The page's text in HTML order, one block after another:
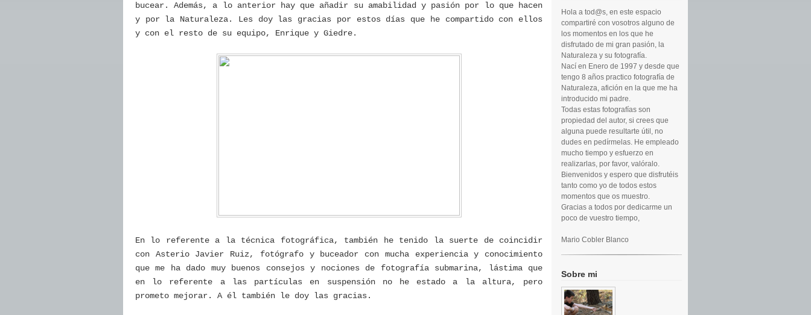
bucear. Además, a lo anterior hay que añadir su amabilidad y pasión por lo que hacen
y por la Naturaleza. Les doy las gracias por estos días que he compartido con ellos
y con el resto de su equipo, Enrique y Giedre.
En lo referente a la técnica fotográfica, también he tenido la suerte de coincidir
con Asterio Javier Ruiz, fotógrafo y buceador con mucha experiencia y conocimiento
que me ha dado muy buenos consejos y nociones de fotografía submarina, lástima que
en lo referente a las partículas en suspensión no he estado a la altura, pero
prometo mejorar. A él también le doy las gracias.
Hola a tod@s, en este espacio
compartiré con vosotros alguno de
los momentos en los que he
disfrutado de mi gran pasión, la
Naturaleza y su fotografía.
Nací en Enero de 1997 y desde que
tengo 8 años practico fotografía de
Naturaleza, afición en la que me ha
introducido mi padre.
Todas estas fotografías son
propiedad del autor, si crees que
alguna puede resultarte útil, no
dudes en pedírmelas. He empleado
mucho tiempo y esfuerzo en
realizarlas, por favor, valóralo.
Bienvenidos y espero que disfrutéis
tanto como yo de todos estos
momentos que os muestro.
Gracias a todos por dedicarme un
poco de vuestro tiempo,
Mario Cobler Blanco
Sobre mi